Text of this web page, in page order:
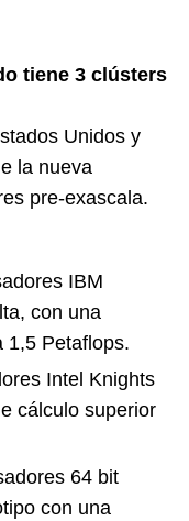
tiene 3 clústers
Unidos y
la nueva
pre-exascala.
IBM
con una
1,5 Petaflops.
Intel Knights
cálculo superior
64 bit
con una